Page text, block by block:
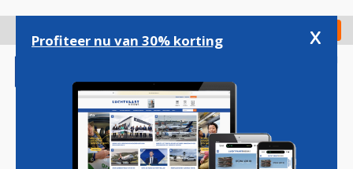
gaan
Check in
Profiteer nu van 30% korting x